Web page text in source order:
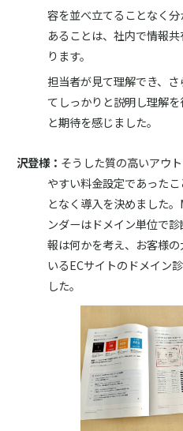
容を並べ立てることなく
あることは、社内で情報
ります。
担当者が見て理解でき、
てしっかりと説明し理解
と期待を感じました。
沢登様： そうした質の高いアウ
やすい料金設定であった
となく導入を決めました
ンダーはドメイン単位で
報は何かを考え、お客様
いるECサイトのドメイン
した。